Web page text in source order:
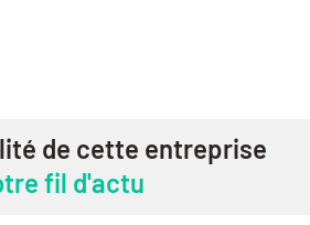
de cette entreprise
fil d'actu